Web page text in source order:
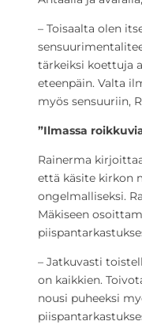
– Toisaalta olen
tärkeiksi koettuja
eteenpäin. Valta
myös sensuuriin,
”Ilmassa
Rainerma
että käsite kirkon
ongelmalliseksi.
Mäkiseen
– Jatkuvasti
on kaikkien.
nousi puheeksi